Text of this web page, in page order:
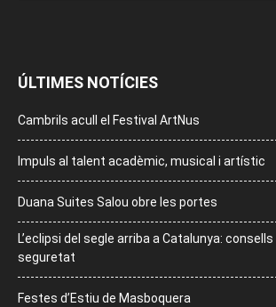
ÚLTIMES NOTÍCIES
Cambrils acull el Festival ArtNus
Impuls al talent acadèmic, musical i artístic
Duana Suites Salou obre les portes
L’eclipsi del segle arriba a Catalunya:
seguretat
Festes d’Estiu de Masboquera